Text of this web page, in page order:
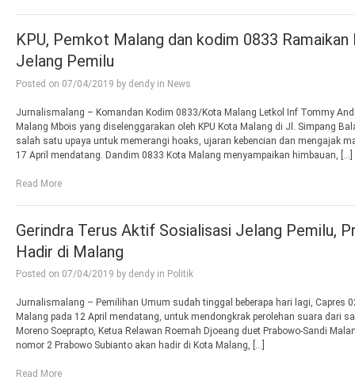
KPU, Pemkot Malang dan kodim 0833
Jelang Pemilu
Posted on 07/04/2019 by dendy in News
Jurnalismalang – Komandan Kodim 0833/Kota Malang Letkol Inf Tommy
Malang Mbois yang diselenggarakan oleh KPU Kota Malang di Jl. Simpang
salah satu upaya untuk memerangi hoaks, ujaran kebencian dan mengajak
17 April mendatang. Dandim 0833 Kota Malang menyampaikan himbauan, […]
Read More
Gerindra Terus Aktif Sosialisasi Jelang Pemilu,
Hadir di Malang
Posted on 07/04/2019 by dendy in Politik
Jurnalismalang – Pemilihan Umum sudah tinggal beberapa hari lagi, Capres
Malang pada 12 April mendatang, untuk mendongkrak perolehan suara dari
Moreno Soeprapto, Ketua Relawan Roemah Djoeang duet Prabowo-Sandi
nomor 2 Prabowo Subianto akan hadir di Kota Malang, […]
Read More